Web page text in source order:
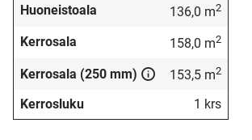
Huoneistoala
136,0 m2
Kerrosala 158,0 m2
Kerrosala (250 mm) 153,5 m2
Kerrosluku 1 krs